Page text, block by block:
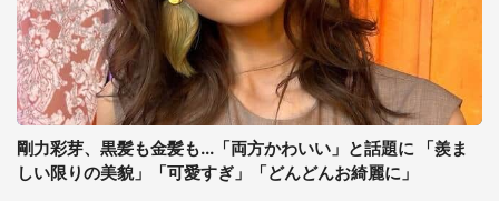
剛力彩芽、黒髪も金髪も...「両方かわいい」と話題に 「羨ま
しい限りの美貌」「可愛すぎ」「どんどんお綺麗に」